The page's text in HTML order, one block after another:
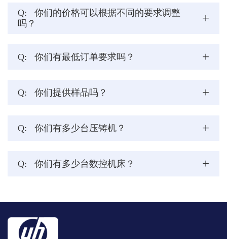
Q:
你们的价格可以根据不同的要求调整
吗？
+
Q: 你们有最低订单要求吗？ +
Q: 你们提供样品吗？ +
Q: 你们有多少台压铸机？ +
Q: 你们有多少台数控机床？ +